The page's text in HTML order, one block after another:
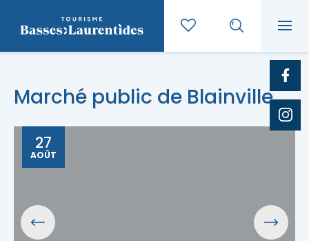
Marché public de Blainville
27
AOÛT